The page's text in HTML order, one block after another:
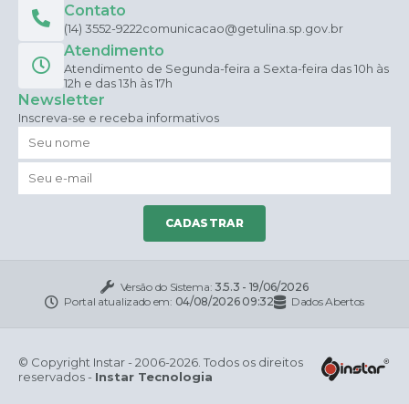
Contato
(14) 3552-9222comunicacao@getulina.sp.gov.br
Atendimento
Atendimento de Segunda-feira a Sexta-feira das 10h às
12h e das 13h às 17h
Newsletter
Inscreva-se e receba informativos
CADASTRAR
Versão do Sistema: 3.5.3 - 19/06/2026
Portal atualizado em: 04/08/2026 09:32 Dados Abertos
© Copyright Instar - 2006-2026. Todos os direitos
reservados - Instar Tecnologia